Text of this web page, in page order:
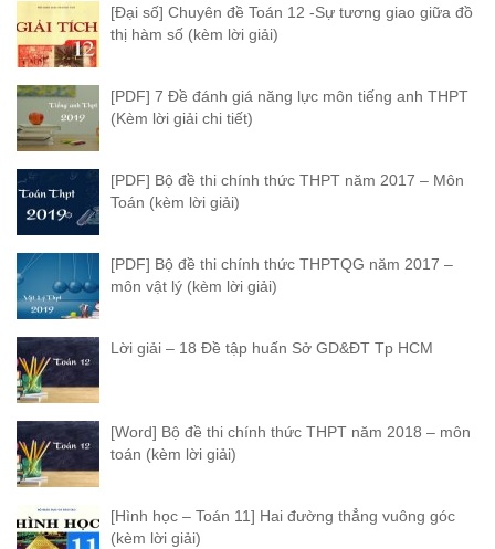
[Đại số] Chuyên đề Toán 12 -Sự tương giao giữa đồ
thị hàm số (kèm lời giải)
[PDF] 7 Đề đánh giá năng lực môn tiếng anh THPT
(Kèm lời giải chi tiết)
[PDF] Bộ đề thi chính thức THPT năm 2017 – Môn
Toán (kèm lời giải)
[PDF] Bộ đề thi chính thức THPTQG năm 2017 –
môn vật lý (kèm lời giải)
Lời giải – 18 Đề tập huấn Sở GD&ĐT Tp HCM
[Word] Bộ đề thi chính thức THPT năm 2018 – môn
toán (kèm lời giải)
[Hình học – Toán 11] Hai đường thẳng vuông góc
(kèm lời giải)